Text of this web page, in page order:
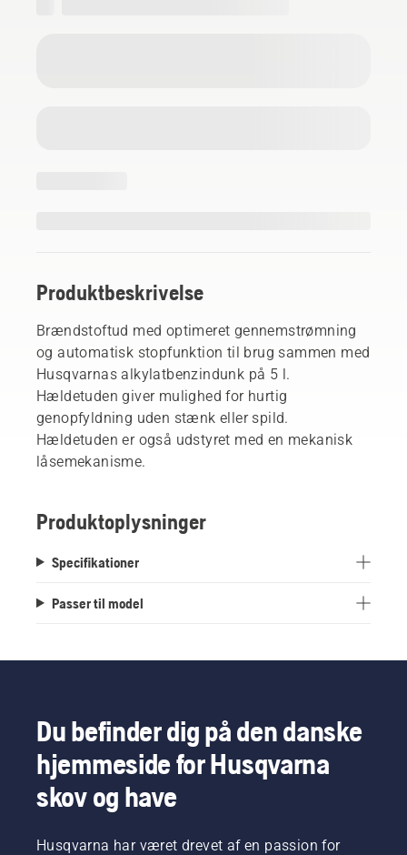
Produktbeskrivelse
Brændstoftud med optimeret gennemstrømning
og automatisk stopfunktion til brug sammen med
Husqvarnas alkylatbenzindunk på 5 l.
Hældetuden giver mulighed for hurtig
genopfyldning uden stænk eller spild.
Hældetuden er også udstyret med en mekanisk
låsemekanisme.
Produktoplysninger
Specifikationer
Passer til model
Du befinder dig på den danske
hjemmeside for Husqvarna
skov og have
Husqvarna har været drevet af en passion for